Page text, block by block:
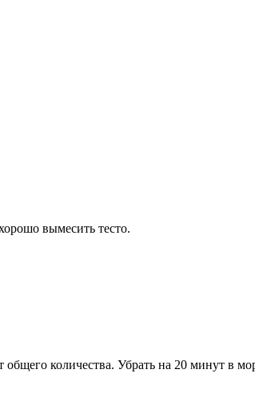
вымесить тесто.
количества. Убрать на 20 минут в